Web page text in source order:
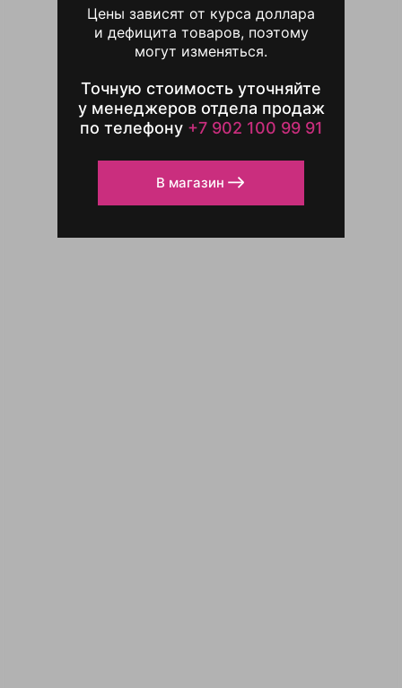
Цены зависят от курса доллара
и дефицита товаров, поэтому
могут изменяться.
Точную стоимость уточняйте
у менеджеров отдела продаж
по телефону +7 902 100 99 91
В магазин